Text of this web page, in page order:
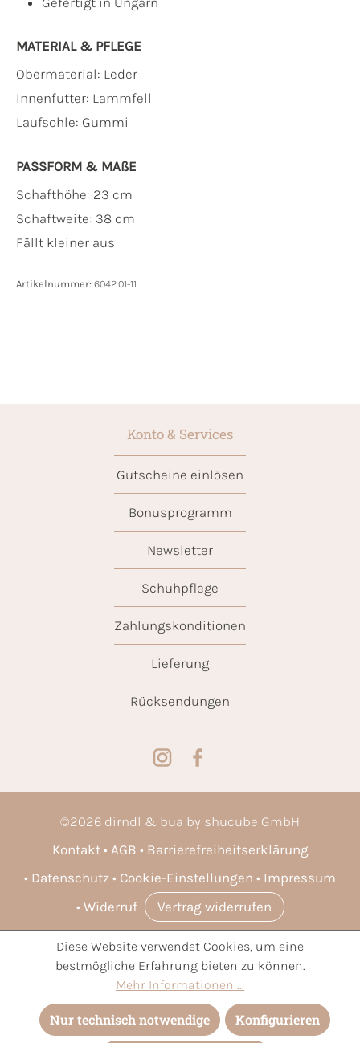
MATERIAL & PFLEGE
Obermaterial: Leder
Innenfutter: Lammfell
Laufsohle: Gummi
PASSFORM & MAẞE
Schafthöhe: 23 cm
Schaftweite: 38 cm
Fällt kleiner aus
Artikelnummer: 6042.01-11
Konto & Services
Gutscheine einlösen
Bonusprogramm
Newsletter
Schuhpflege
Zahlungskonditionen
Lieferung
Rücksendungen
©2026 dirndl & bua by shucube GmbH
Kontakt
AGB
Barrierefreiheitserklärung
Datenschutz
Cookie-Einstellungen
Impressum
Widerruf
Vertrag widerrufen
* Alle Preise inkl. gesetzl. Mehrwertsteuer zzgl.Versandkosten
und ggf. Nachnahmegebühren, wenn nicht anders angegeben.
Diese Website verwendet Cookies, um eine
bestmögliche Erfahrung bieten zu können.
Mehr Informationen ...
Nur technisch notwendige Konfigurieren